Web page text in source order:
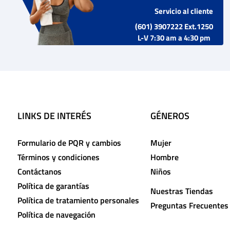
Servicio al cliente
(601) 3907222 Ext.1250
L-V 7:30 am a 4:30 pm
LINKS DE INTERÉS
Formulario de PQR y cambios
Términos y condiciones
Contáctanos
Política de garantías
Política de tratamiento personales
Política de navegación
GÉNEROS
Mujer
Hombre
Niños
Nuestras Tiendas
Preguntas Frecuentes